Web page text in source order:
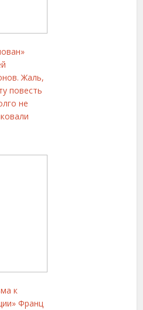
Жаль,
повесть
не
к
Франц